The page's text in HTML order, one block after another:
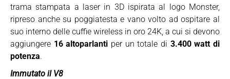
trama stampata a laser in 3D ispirata al logo Monster,
ripreso anche su poggiatesta e vano volto ad ospitare al
suo interno delle cuffie wireless in oro 24K, a cui si devono
aggiungere 16 altoparlanti per un totale di 3.400 watt di
potenza.
Immutato il V8